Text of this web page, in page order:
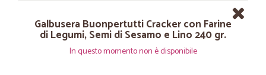
Galbusera Buonpertutti Cracker con Farine
di Legumi, Semi di Sesamo e Lino 240 gr.
In questo momento non è disponibile